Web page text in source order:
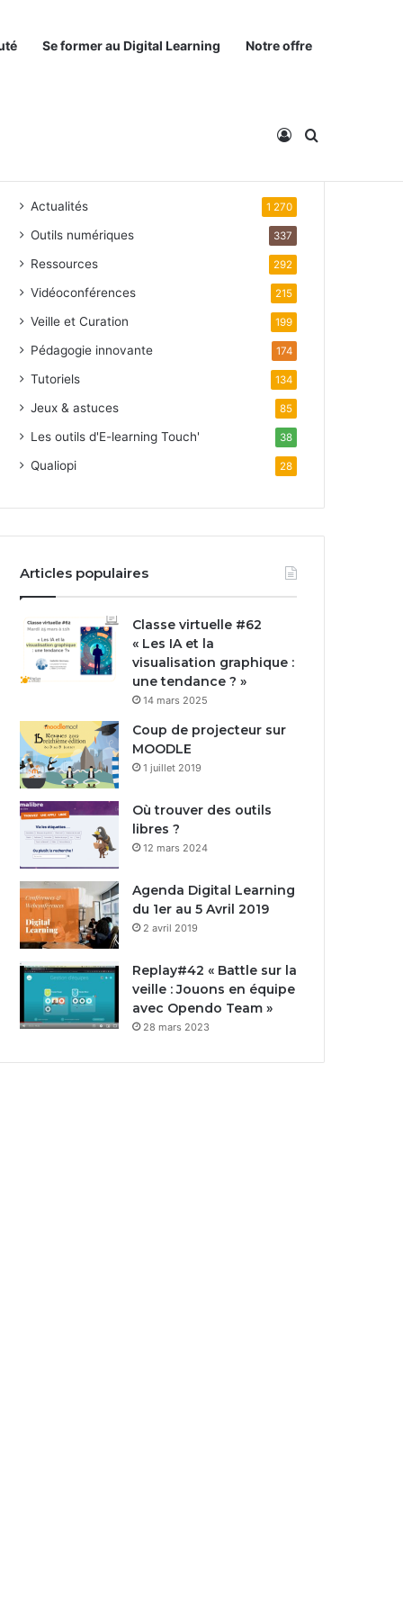
Se former au Digital Learning Notre offre
Connexion
Rechercher
Actualités 1 270
Outils numériques 337
Ressources 292
Vidéoconférences 215
Veille et Curation 199
Pédagogie innovante 174
Tutoriels 134
Jeux & astuces 85
Les outils d'E-learning Touch' 38
Qualiopi 28
Articles populaires
Classe virtuelle #62
« Les IA et la
visualisation graphique :
une tendance ? »
14 mars 2025
Coup de projecteur sur
MOODLE
1 juillet 2019
Où trouver des outils
libres ?
12 mars 2024
Agenda Digital Learning
du 1er au 5 Avril 2019
2 avril 2019
Replay#42 « Battle sur la
veille : Jouons en équipe
avec Opendo Team »
28 mars 2023